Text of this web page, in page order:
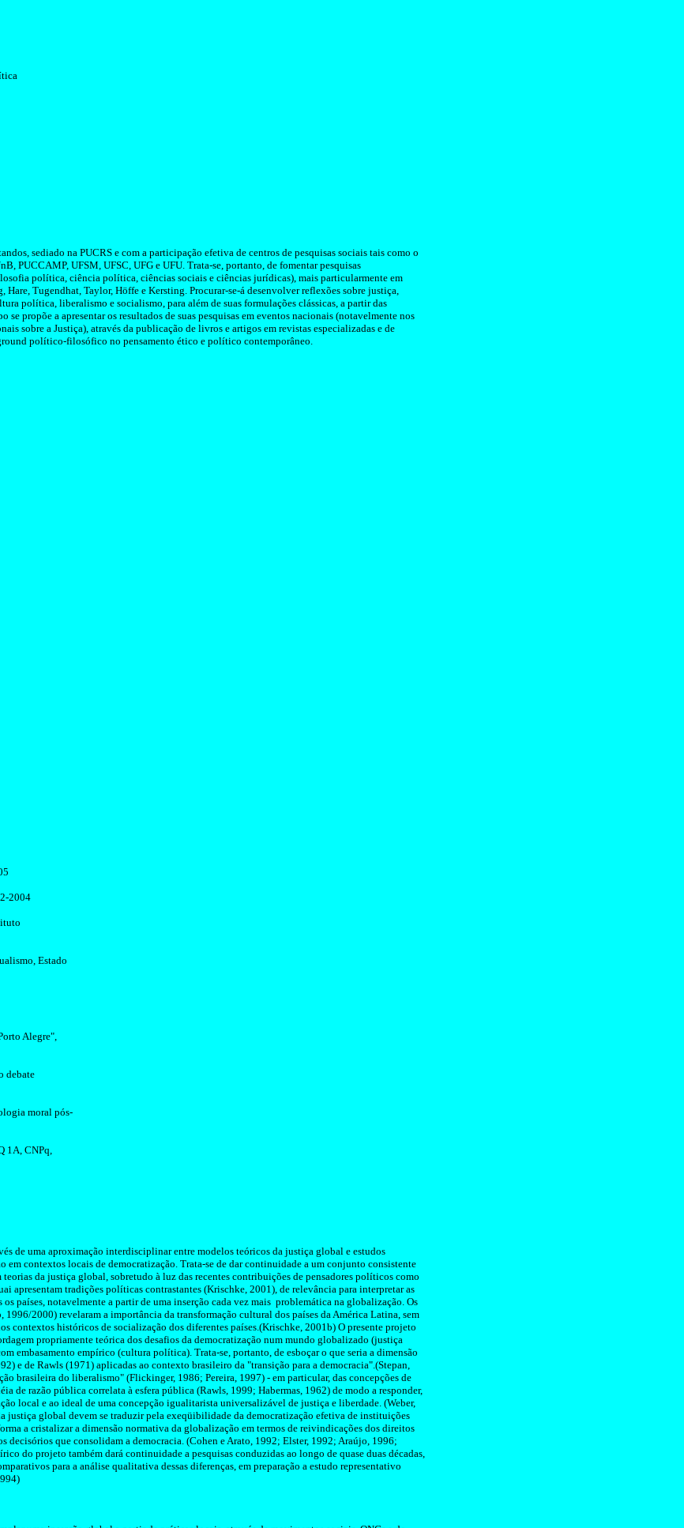
, sediado na PUCRS e com a participação efetiva de centros de pesquisas sociais tais como o
, PUCCAMP, UFSM, UFSC, UFG e UFU. Trata-se, portanto, de fomentar pesquisas
política, ciência política, ciências sociais e ciências jurídicas), mais particularmente em
, Hare, Tugendhat, Taylor, Höffe e Kersting. Procurar-se-á desenvolver reflexões sobre justiça,
política, liberalismo e socialismo, para além de suas formulações clássicas, a partir das
se propõe a apresentar os resultados de suas pesquisas em eventos nacionais (notavelmente nos
sobre a Justiça), através da publicação de livros e artigos em revistas especializadas e de
político-filosófico no pensamento ético e político contemporâneo.
2004
, Estado
Alegre",
debate
moral pós-
1A, CNPq,
de uma aproximação interdisciplinar entre modelos teóricos da justiça global e estudos
contextos locais de democratização. Trata-se de dar continuidade a um conjunto consistente
da justiça global, sobretudo à luz das recentes contribuições de pensadores políticos como
apresentam tradições políticas contrastantes (Krischke, 2001), de relevância para interpretar as
países, notavelmente a partir de uma inserção cada vez mais problemática na globalização. Os
, 1996/2000) revelaram a importância da transformação cultural dos países da América Latina, sem
contextos históricos de socialização dos diferentes países.(Krischke, 2001b) O presente projeto
propriamente teórica dos desafios da democratização num mundo globalizado (justiça
embasamento empírico (cultura política). Trata-se, portanto, de esboçar o que seria a dimensão
e de Rawls (1971) aplicadas ao contexto brasileiro da "transição para a democracia".(Stepan,
brasileira do liberalismo" (Flickinger, 1986; Pereira, 1997) - em particular, das concepções de
de razão pública correlata à esfera pública (Rawls, 1999; Habermas, 1962) de modo a responder,
local e ao ideal de uma concepção igualitarista universalizável de justiça e liberdade. (Weber,
justiça global devem se traduzir pela exeqüibilidade da democratização efetiva de instituições
a cristalizar a dimensão normativa da globalização em termos de reivindicações dos direitos
decisórios que consolidam a democracia. (Cohen eArato, 1992; Elster, 1992; Araújo, 1996;
do projeto também dará continuidade a pesquisas conduzidas ao longo de quase duas décadas,
para a análise qualitativa dessas diferenças, em preparação a estudo representativo